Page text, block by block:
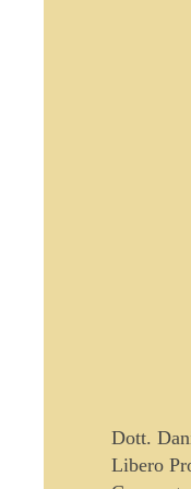
Dott.
Libero